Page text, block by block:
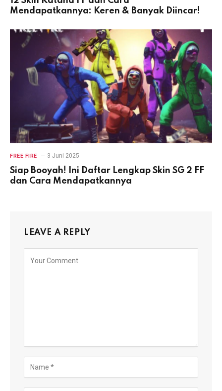
Mendapatkannya: Keren & Banyak Diincar!
FREE FIRE 3 Juni 2025
Siap Booyah! Ini Daftar Lengkap Skin SG 2 FF
dan Cara Mendapatkannya
LEAVE A REPLY